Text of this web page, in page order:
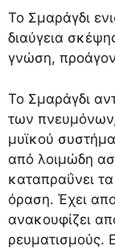
Το Σμαράγδι
διαύγεια
γνώση,
Το Σμαράγδι
των
μυϊκού
από λοιμώδη
καταπραΰνει
όραση. Έχει
ανακουφίζει
ρευματισμούς.